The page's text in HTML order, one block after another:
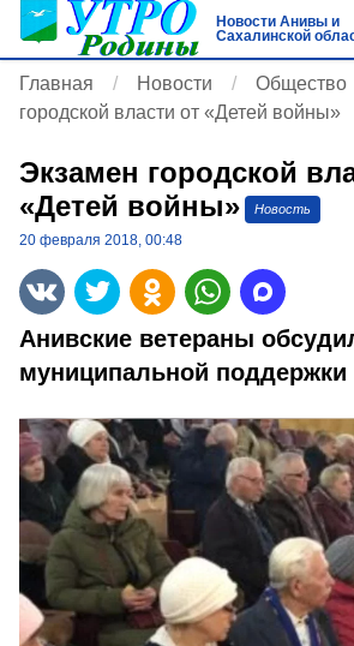
Новости Анивы и
Сахалинской
Главная Новости Общество
городской власти от «Детей войны»
Экзамен городской
«Детей войны»
Новость
20 февраля 2018, 00:48
Анивские ветераны
муниципальной поддержки